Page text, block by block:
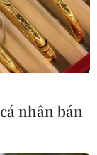
nhân bán